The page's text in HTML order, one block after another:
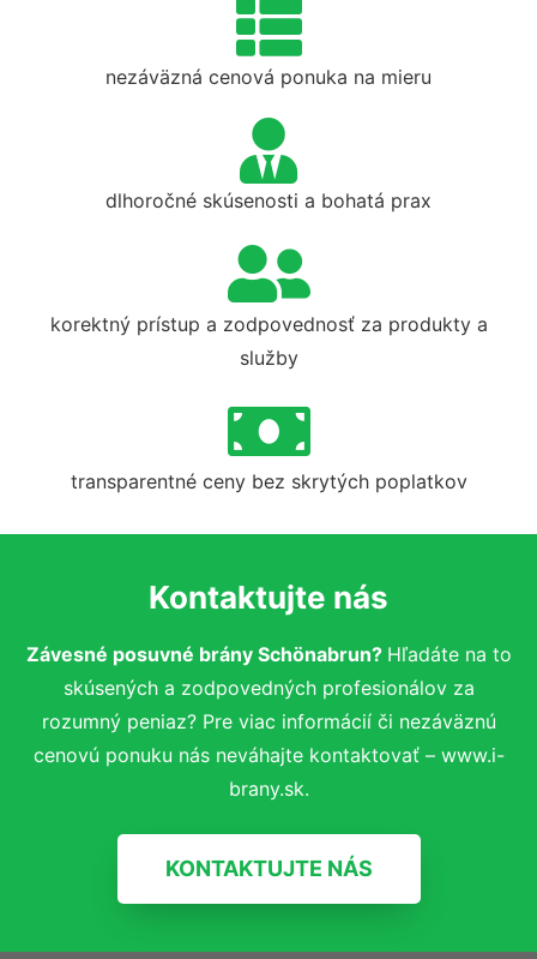
nezáväzná cenová ponuka na mieru
dlhoročné skúsenosti a bohatá prax
korektný prístup a zodpovednosť za produkty a
služby
transparentné ceny bez skrytých poplatkov
Kontaktujte nás
Závesné posuvné brány Schönabrun? Hľadáte na to
skúsených a zodpovedných profesionálov za
rozumný peniaz? Pre viac informácií či nezáväznú
cenovú ponuku nás neváhajte kontaktovať – www.i-
brany.sk.
KONTAKTUJTE NÁS